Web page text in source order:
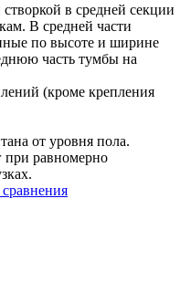
в средней секции
В средней части
по высоте и ширине
часть тумбы на
(кроме крепления
от уровня пола.
при равномерно